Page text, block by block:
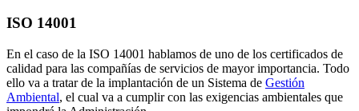
ISO 14001
En el caso de la ISO 14001 hablamos de uno de los certificados de
calidad para las compañías de servicios de mayor importancia. Todo
ello va a tratar de la implantación de un Sistema de Gestión
Ambiental, el cual va a cumplir con las exigencias ambientales que